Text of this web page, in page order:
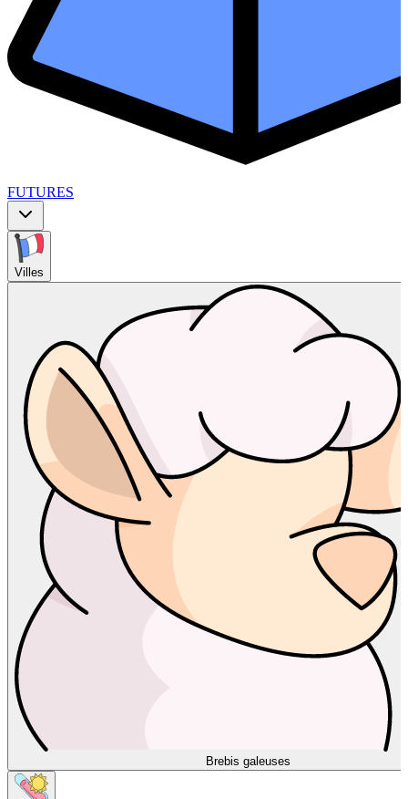
FUTURES
Villes
Brebis galeuses